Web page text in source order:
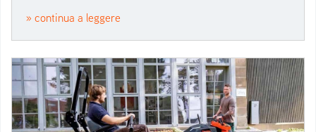
» continua a leggere